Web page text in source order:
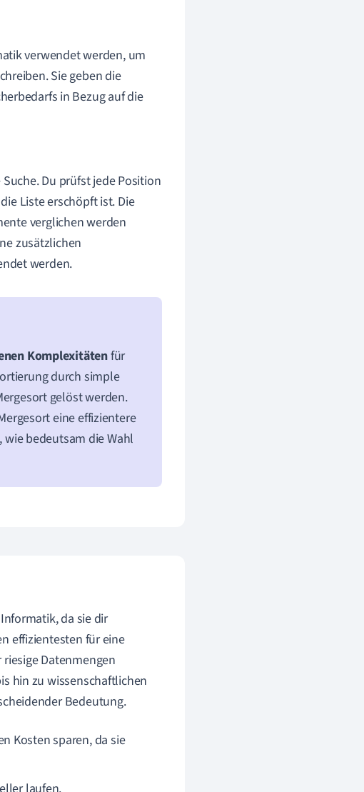
verwendet werden, um
Sie geben die
in Bezug auf die
Du prüfst jede Position
Liste erschöpft ist. Die
verglichen werden
zusätzlichen
werden.
Komplexitätenfür
durch simple
gelöst werden.
eine effizientere
wie bedeutsam die Wahl
da sie dir
effizientesten für eine
Datenmengen
hin zu wissenschaftlichen
Bedeutung.
Kosten sparen, da sie